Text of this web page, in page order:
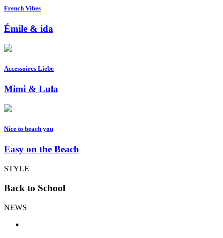
French Vibes
Émile & ida
Accessoires Liebe
Mimi & Lula
Nice to beach you
Easy on the Beach
STYLE
Back to School
NEWS